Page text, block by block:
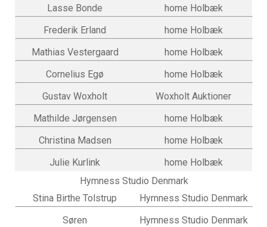
Lasse Bonde
home Holbæk
Frederik Erland
home Holbæk
Mathias Vestergaard
home Holbæk
Cornelius Egø
home Holbæk
Gustav Woxholt
Woxholt Auktioner
Mathilde Jørgensen
home Holbæk
Christina Madsen
home Holbæk
Julie Kurlink
home Holbæk
Hymness Studio Denmark
Stina Birthe Tolstrup
Hymness Studio Denmark
Søren
Hymness Studio Denmark